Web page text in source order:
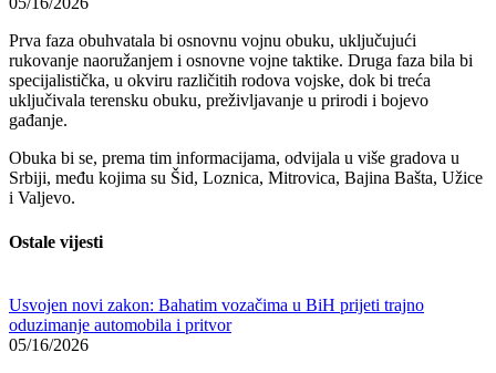
Prva faza obuhvatala bi osnovnu vojnu obuku, uključujući
rukovanje naoružanjem i osnovne vojne taktike. Druga faza bila bi
specijalistička, u okviru različitih rodova vojske, dok bi treća
uključivala terensku obuku, preživljavanje u prirodi i bojevo
gađanje.
Obuka bi se, prema tim informacijama, odvijala u više gradova u
Srbiji, među kojima su Šid, Loznica, Mitrovica, Bajina Bašta, Užice
i Valjevo.
Ostale vijesti
Usvojen novi zakon: Bahatim vozačima u BiH prijeti trajno
oduzimanje automobila i pritvor
05/16/2026